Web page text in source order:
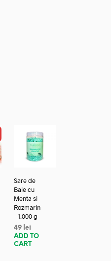
Sare de
Baie cu
Menta si
Rozmarin
– 1.000 g
49 lei
ADD TO
CART